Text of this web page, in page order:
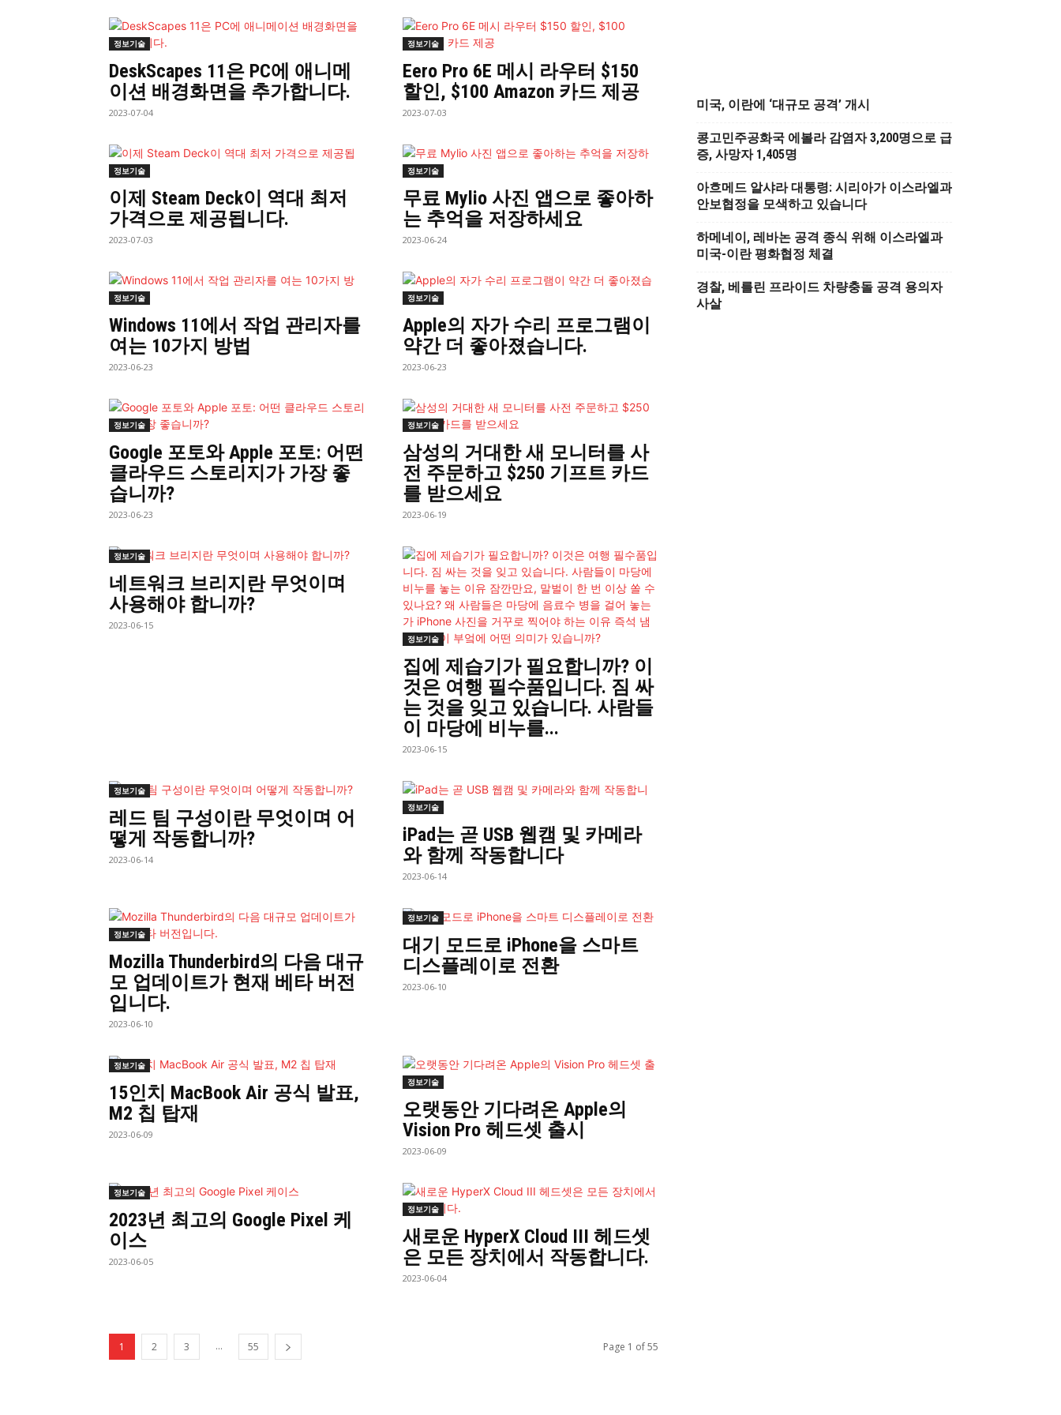
정보기술
DeskScapes 11은 PC에 애니메
이션 배경화면을 추가합니다.
2023-07-04
정보기술
Eero Pro 6E 메시 라우터 $150
할인, $100 Amazon 카드 제공
2023-07-03
정보기술
이제 Steam Deck이 역대 최저
가격으로 제공됩니다.
2023-07-03
정보기술
무료 Mylio 사진 앱으로 좋아하
는 추억을 저장하세요
2023-06-24
정보기술
Windows 11에서 작업 관리자를
여는 10가지 방법
2023-06-23
정보기술
Apple의 자가 수리 프로그램이
약간 더 좋아졌습니다.
2023-06-23
정보기술
Google 포토와 Apple 포토: 어떤
클라우드 스토리지가 가장 좋
습니까?
2023-06-23
정보기술
삼성의 거대한 새 모니터를 사
전 주문하고 $250 기프트 카드
를 받으세요
2023-06-19
정보기술
네트워크 브리지란 무엇이며
사용해야 합니까?
2023-06-15
정보기술
집에 제습기가 필요합니까? 이
것은 여행 필수품입니다. 짐 싸
는 것을 잊고 있습니다. 사람들
이 마당에 비누를...
2023-06-15
정보기술
레드 팀 구성이란 무엇이며 어
떻게 작동합니까?
2023-06-14
정보기술
iPad는 곧 USB 웹캠 및 카메라
와 함께 작동합니다
2023-06-14
정보기술
Mozilla Thunderbird의 다음 대규
모 업데이트가 현재 베타 버전
입니다.
2023-06-10
정보기술
대기 모드로 iPhone을 스마트
디스플레이로 전환
2023-06-10
정보기술
15인치 MacBook Air 공식 발표,
M2 칩 탑재
2023-06-09
정보기술
오랫동안 기다려온 Apple의
Vision Pro 헤드셋 출시
2023-06-09
정보기술
2023년 최고의 Google Pixel 케
이스
2023-06-05
정보기술
새로운 HyperX Cloud III 헤드셋
은 모든 장치에서 작동합니다.
2023-06-04
1 2 3 ... 55 Page 1 of 55
미국, 이란에 ‘대규모 공격’ 개시
콩고민주공화국 에볼라 감염자 3,200명으로 급
증, 사망자 1,405명
아흐메드 알샤라 대통령: 시리아가 이스라엘과
안보협정을 모색하고 있습니다
하메네이, 레바논 공격 종식 위해 이스라엘과
미국-이란 평화협정 체결
경찰, 베를린 프라이드 차량충돌 공격 용의자
사살